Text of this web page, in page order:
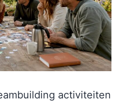
activiteiten